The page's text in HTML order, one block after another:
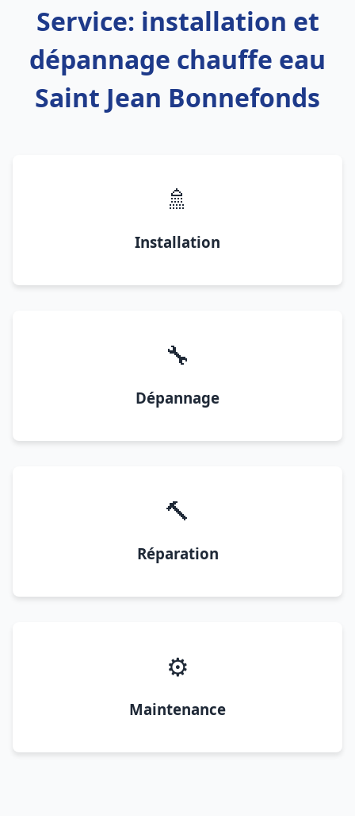
Service: installation et
dépannage chauffe eau
Saint Jean Bonnefonds
🚿
Installation
🔧
Dépannage
🔨
Réparation
⚙️
Maintenance